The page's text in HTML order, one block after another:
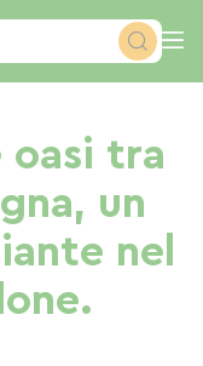
oasi tra
un
nel